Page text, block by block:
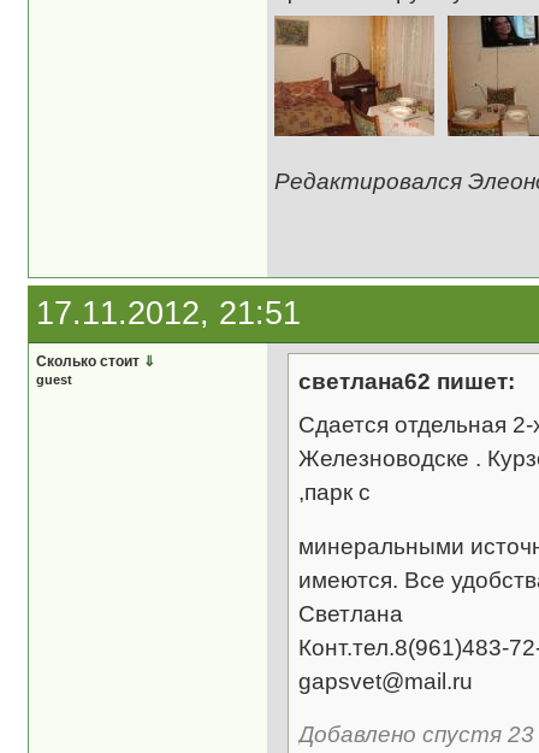
Редактировался
17.11.2012, 21:51
Сколько стоит ⇓
guest
светлана62 пишет:
Сдается отдельная
Железноводске .
,парк с
минеральными
имеются. Все
Светлана
Конт.тел.8(961)483-
gapsvet@mail.ru
Добавлено спустя 23